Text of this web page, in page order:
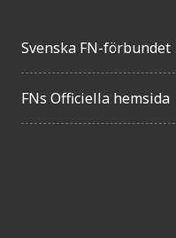
Svenska FN-förbundet
FNs Officiella hemsida